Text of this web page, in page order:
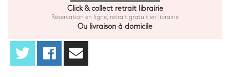
Click & collect retrait librairie
Réservation en ligne, retrait gratuit en librairie
Ou livraison à domicile